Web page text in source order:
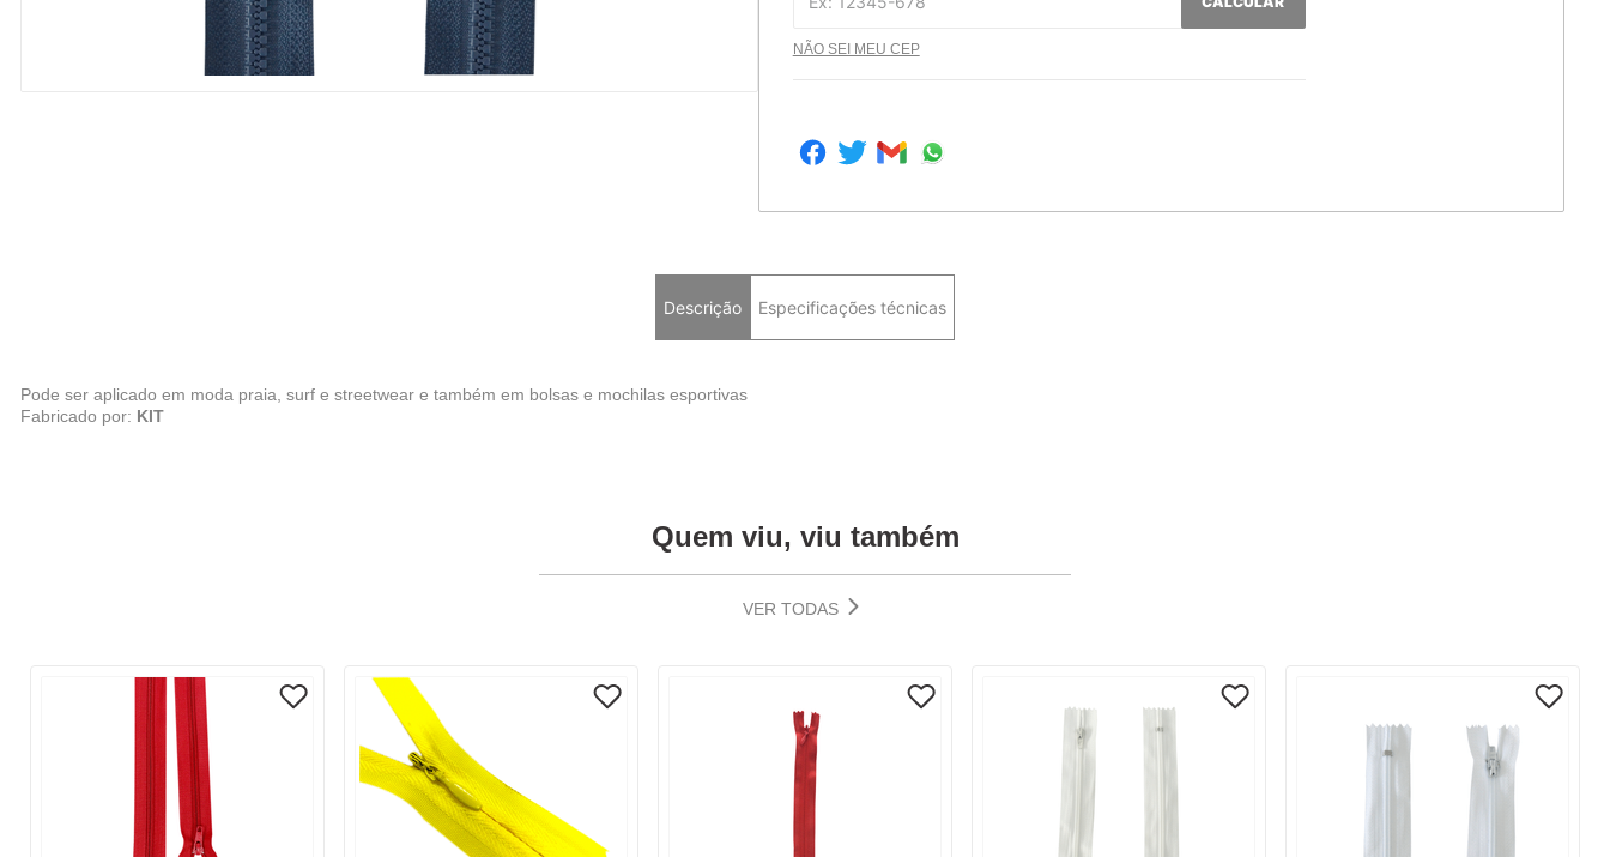
NÃO SEI MEU CEP
Descrição Especificações técnicas
Pode ser aplicado em moda praia, surf e streetwear e também em bolsas e mochilas esportivas
Fabricado por: KIT
Quem viu, viu também
VER TODAS